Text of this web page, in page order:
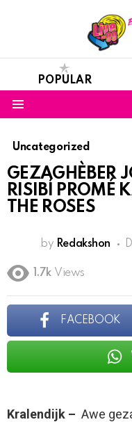
POPULAR
Uncategorized
GEZAGHÈBER
RISIBÍ PROMÉ
THE ROSES
by Redakshon
1.7k Views
FACEBOOK
Kralendijk – Awe